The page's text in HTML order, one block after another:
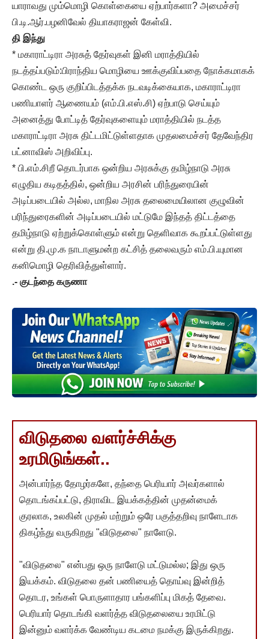
யாராவது மும்மொழி கொள்கையை ஏற்பார்களா? அமைச்சர்
பி.டி.ஆர்.பழனிவேல் தியாகராஜன் கேள்வி.
தி இந்து
* மகாராட்டிரா அரசுத் தேர்வுகள் இனி மராத்தியில்
நடத்தப்படும்:பிராந்திய மொழியை ஊக்குவிப்பதை நோக்கமாகக்
கொண்ட ஒரு குறிப்பிடத்தக்க நடவடிக்கையாக, மகாராட்டிரா
பணியாளர் ஆணையம் (எம்.பி.எஸ்.சி) ஏற்பாடு செய்யும்
அனைத்து போட்டித் தேர்வுகளையும் மராத்தியில் நடத்த
மகாராட்டிரா அரசு திட்டமிட்டுள்ளதாக முதலமைச்சர் தேவேந்திர
பட்னாவிஸ் அறிவிப்பு.
* பி.எம்.சிறீ தொடர்பாக ஒன்றிய அரசுக்கு தமிழ்நாடு அரசு
எழுதிய கடிதத்தில், ஒன்றிய அரசின் பரிந்துரையின்
அடிப்படையில் அல்ல, மாநில அரசு தலைமையிலான குழுவின்
பரிந்துரைகளின் அடிப்படையில் மட்டுமே இந்தத் திட்டத்தை
தமிழ்நாடு ஏற்றுக்கொள்ளும் என்று தெளிவாக கூறப்பட்டுள்ளது
என்று தி.மு.க நாடாளுமன்ற கட்சித் தலைவரும் எம்.பி.யுமான
கனிமொழி தெரிவித்துள்ளார்.
.- குடந்தை கருணா
விடுதலை வளர்ச்சிக்கு
உரமிடுங்கள்..
அன்பார்ந்த தோழர்களே, தந்தை பெரியார் அவர்களால்
தொடங்கப்பட்டு, திராவிட இயக்கத்தின் முதன்மைக்
குரலாக, உலகின் முதல் மற்றும் ஒரே பகுத்தறிவு நாளேடாக
திகழ்ந்து வருகிறது "விடுதலை" நாளேடு.
"விடுதலை" என்பது ஒரு நாளேடு மட்டுமல்ல; இது ஒரு
இயக்கம். விடுதலை தன் பணியைத் தொய்வு இன்றித்
தொடர, உங்கள் பொருளாதார பங்களிப்பு மிகத் தேவை.
பெரியார் தொடங்கி வளர்த்த விடுதலையை உரமிட்டு
இன்னும் வளர்க்க வேண்டிய கடமை நமக்கு இருக்கிறது.